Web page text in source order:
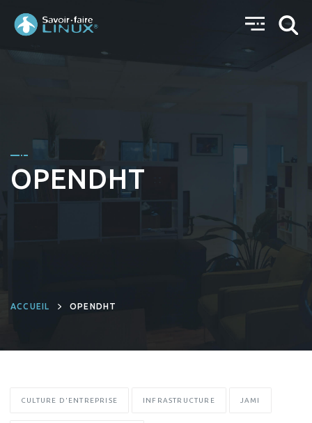
OPENDHT
ACCUEIL OPENDHT
CULTURE D'ENTREPRISE INFRASTRUCTURE JAMI